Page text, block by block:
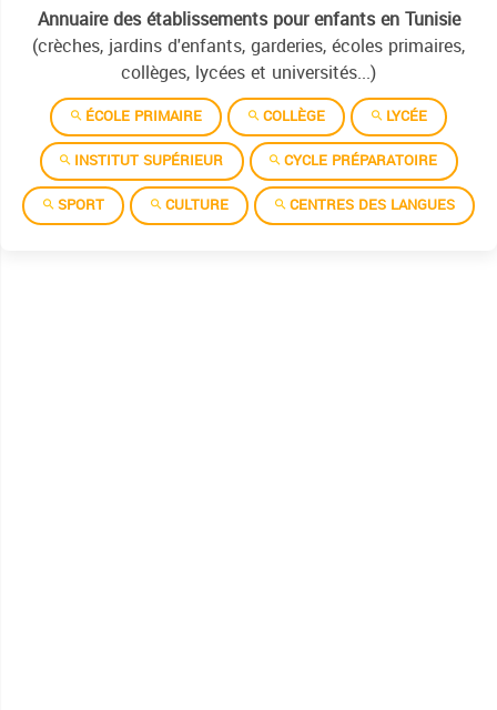
Annuaire des établissements pour enfants en Tunisie
(crèches, jardins d'enfants, garderies, écoles primaires,
collèges, lycées et universités...)
ÉCOLE PRIMAIRE COLLÈGE
LYCÉE
INSTITUT SUPÉRIEUR
CYCLE PRÉPARATOIRE
SPORT
CULTURE CENTRES DES LANGUES